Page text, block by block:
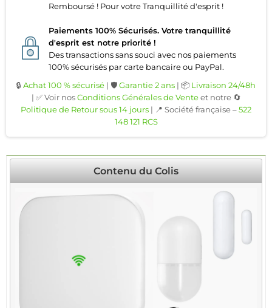
Remboursé ! Pour votre Tranquillité d'esprit !
Paiements 100% Sécurisés. Votre tranquillité
d'esprit est notre priorité !
Des transactions sans souci avec nos paiements
100% sécurisés par carte bancaire ou PayPal.
🔒 Achat 100 % sécurisé | 🛡️Garantie 2 ans | 📦 Livraison 24/48h
| ✅ Voir nosConditions Générales de Venteet notre 🔄
Politique de Retour sous 14 jours | 📍 Société française –522
148 121 RCS
Contenu du Colis